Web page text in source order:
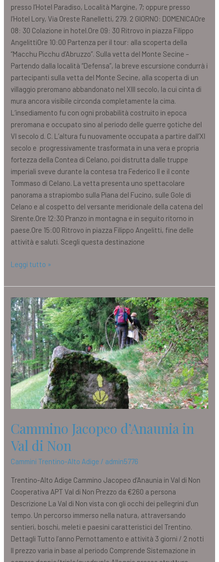
presso l’Hotel Paradiso, Località Margine, 7; oppure presso
l’Hotel Lory, Via Oreste Ranelletti, 279. 2 GIORNO: DOMENICAOre
08: 30 Colazione in hotel.Ore 09: 30 Ritrovo in piazza Filippo
AngelittiOre 10:00 Partenza per il tour: alla scoperta della
“Macchu Picchu d’Abruzzo”. Sulla vetta del Monte Secine –
Partendo dalla località “Defensa”, la breve escursione condurrà i
partecipanti sulla vetta del Monte Secine, alla scoperta di un
villaggio preromano abbandonato nel XIII secolo, la cui cinta di
mura ancora visibile circonda completamente la cima.
L’insediamento fu con ogni probabilità costruito in epoca
preromana e occupato sino al periodo delle guerre gotiche del
VI secolo d. C. L’altura fu nuovamente occupata a partire dall’XI
secolo e progressivamente trasformata in una vera e propria
fortezza della Contea di Celano, poi distrutta dalle truppe
imperiali sveve durante la contesa tra Federico II e il conte
Tommaso di Celano. La vetta presenta uno spettacolare
panorama a strapiombo sulla Piana del Fucino, sulle Gole di
Celano e al cospetto del versante meridionale della catena del
Sirente.Ore 12:30 Pranzo in montagna e in seguito ritorno in
paese.Ore 15:00 Ritrovo in piazza Filippo Angelitti, fine delle
attività e saluti. Scegli questa destinazione
Leggi tutto »
Cammino Jacopeo d’Anaunia in
Val di Non
Cammini Trentino-Alto Adige / admin5776
Trentino-Alto Adige Cammino Jacopeo d’Anaunia in Val di Non
Cooperativa APT Val di Non Prezzo da €260 a persona
Descrizione La Val di Non vista con gli occhi dei pellegrini d’un
tempo. Un percorso immerso nella natura, attraversando
sentieri, boschi, meleti e paesini caratteristici del Trentino.
Dettagli Tutto l’anno Pernottamento e attività 3 giorni / 2 notti
Il prezzo varia in base al periodo Comprende Sistemazione in
Cammino
Jacopeo
d’Anaunia
in
Val
di
Non